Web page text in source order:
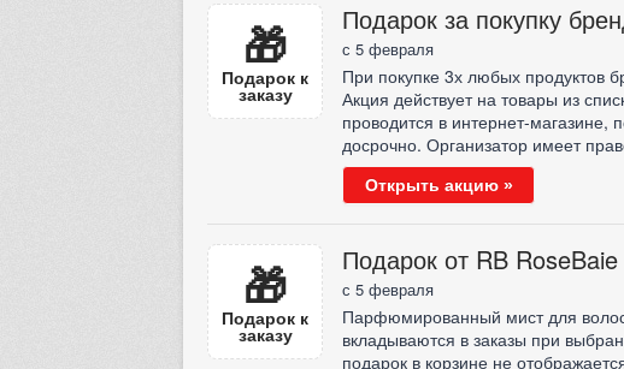
🎁
Подарок к
заказу
Подарок за покупку
с 5 февраля
При покупке 3х любых продуктов
Акция действует на товары из
проводится в интернет-
досрочно. Организатор имеет
Открыть акцию »
🎁
Подарок к
заказу
Подарок от RB
с 5 февраля
Парфюмированный мист для волос
вкладываются в заказы при
подарок в корзине не